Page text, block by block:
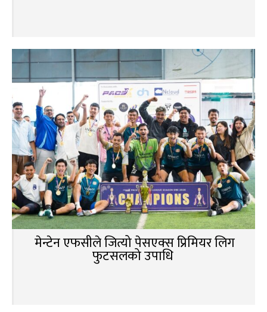
मेन्टेन एफसीले जित्यो पेसएक्स प्रिमियर लिग
फुटसलको उपाधि